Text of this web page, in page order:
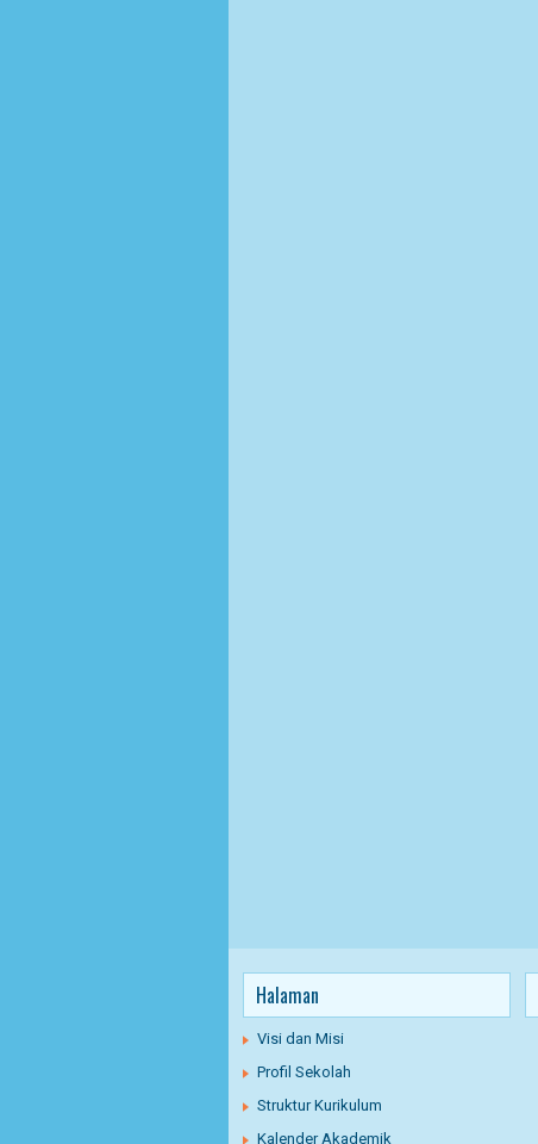
Halaman
Visi dan Misi
Profil Sekolah
Struktur Kurikulum
Kalender Akademik